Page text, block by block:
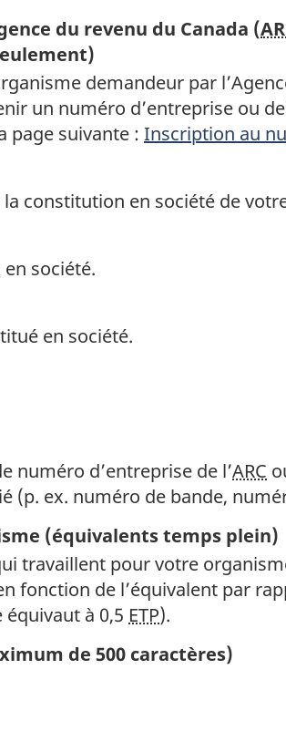
du revenu du Canada (
demandeur par
un numéro d’entreprise ou de
page suivante : Inscription au
constitution en société de
société.
en société.
numéro d’entreprise de l’ARC
(p. ex. numéro de bande,
(équivalents temps plein)
travaillent pour votre
fonction de l’équivalent par
à 0,5 ETP).
de 500 caractères)